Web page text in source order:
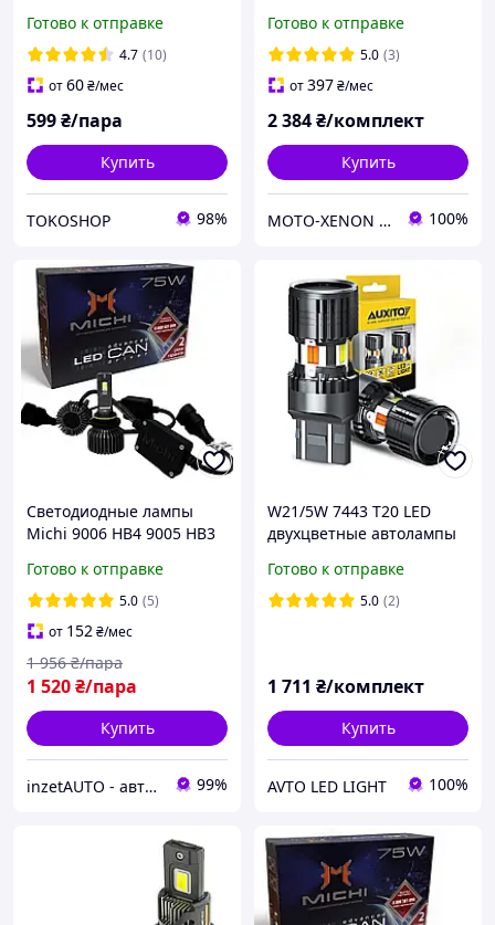
Готово к отправке
4.7 (10)
от60₴/мес
599₴/пара
Купить
TOKOSHOP 98%
6000K 12V 16W
11972U2500CX,
ОРИГИНАЛ
Готово к отправке
5.0 (3)
от397₴/мес
2 384₴/комплект
Купить
MOTO-XENON интернет-магазин автосвета 100%
Светодиодные лампы
Michi 9006 HB4 9005 HB3
Готово к отправке
5.0 (5)
от 152₴/мес
1 520₴/пара
1 956 ₴/пара
Купить
inzetAUTO - автосигнализация автомузыка автосвет 99%
W21/5W 7443 T20 LED
двухцветные автолампы
Готово к отправке
5.0 (2)
1 711 ₴/комплект
Купить
AVTO LED LIGHT 100%